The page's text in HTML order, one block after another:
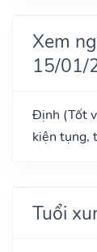
Xem
15/01/
Định (Tốt
kiện tụng,
Tuổi